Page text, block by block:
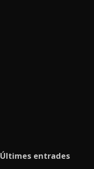
Últimes entrades